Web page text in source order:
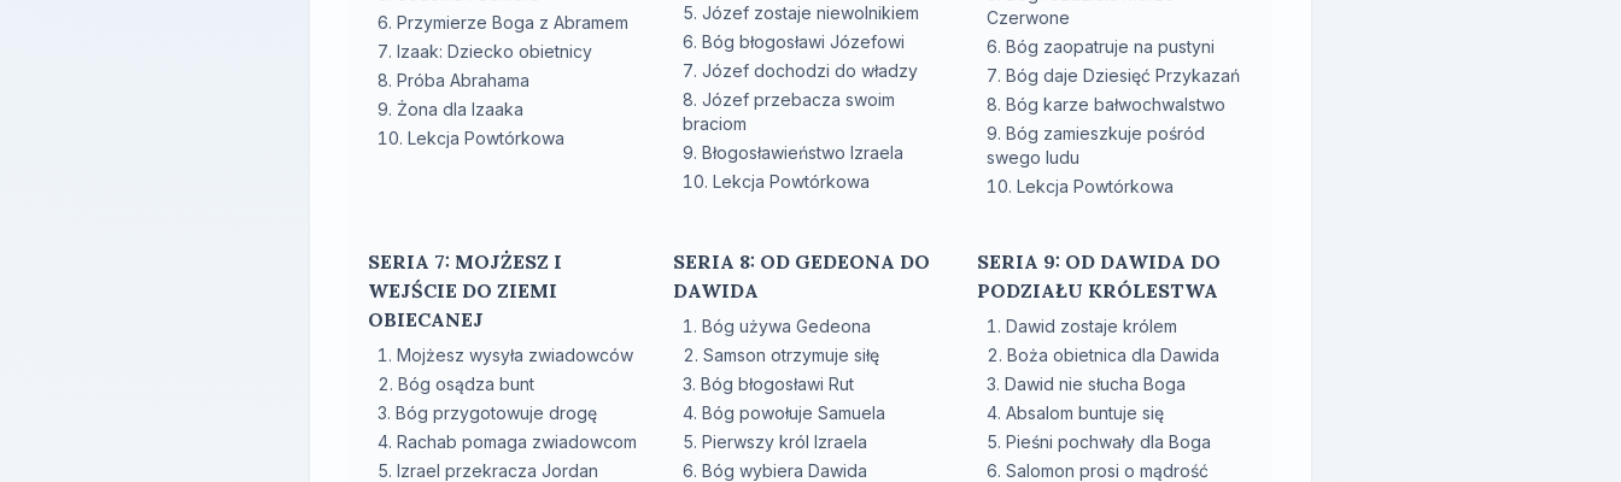
Przymierze Boga z Abramem
Izaak: Dziecko obietnicy
Próba Abrahama
Żona dla Izaaka
Lekcja Powtórkowa
Józef zostaje niewolnikiem
Bóg błogosławi Józefowi
Józef dochodzi do władzy
Józef przebacza swoim
braciom
Błogosławieństwo Izraela
Lekcja Powtórkowa
Czerwone
Bóg zaopatruje na pustyni
Bóg daje Dziesięć Przykazań
Bóg karze bałwochwalstwo
Bóg zamieszkuje pośród
swego ludu
Lekcja Powtórkowa
SERIA 7: MOJŻESZ I
WEJŚCIE DO ZIEMI
OBIECANEJ
Mojżesz wysyła zwiadowców
Bóg osądza bunt
Bóg przygotowuje drogę
Rachab pomaga zwiadowcom
Izrael przekracza Jordan
SERIA 8: OD GEDEONA DO
DAWIDA
Bóg używa Gedeona
Samson otrzymuje siłę
Bóg błogosławi Rut
Bóg powołuje Samuela
Pierwszy król Izraela
Bóg wybiera Dawida
SERIA 9: OD DAWIDA DO
PODZIAŁU KRÓLESTWA
Dawid zostaje królem
Boża obietnica dla Dawida
Dawid nie słucha Boga
Absalom buntuje się
Pieśni pochwały dla Boga
Salomon prosi o mądrość